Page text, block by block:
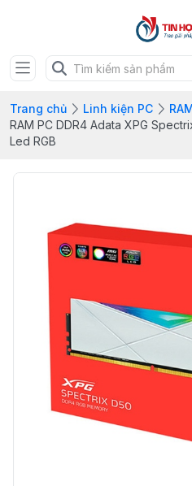
Trang chủ Linh kiện PC
RAM PC DDR4 Adata XPG
Led RGB